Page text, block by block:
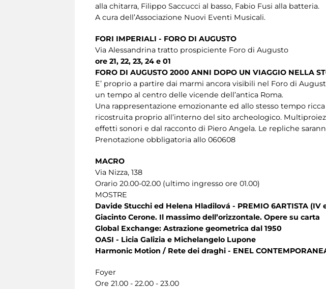
alla chitarra, Filippo Saccucci al basso, Fabio Fusi alla batteria.
A cura dell’Associazione Nuovi Eventi Musicali.
FORI IMPERIALI - FORO DI AUGUSTO
Via Alessandrina tratto prospiciente Foro di Augusto
ore 21, 22, 23, 24 e 01
FORO DI AUGUSTO 2000 ANNI DOPO UN VIAGGIO NELLA
E’ proprio a partire dai marmi ancora visibili nel Foro di
un tempo al centro delle vicende dell’antica Roma.
Una rappresentazione emozionante ed allo stesso tempo
ricostruita proprio all’interno del sito archeologico.
effetti sonori e dal racconto di Piero Angela. Le repliche
Prenotazione obbligatoria allo 060608
MACRO
Via Nizza, 138
Orario 20.00-02.00 (ultimo ingresso ore 01.00)
MOSTRE
Davide Stucchi ed Helena Hladilová - PREMIO 6ARTISTA (IV
Giacinto Cerone. Il massimo dell’orizzontale. Opere su carta
Global Exchange: Astrazione geometrica dal 1950
OASI - Licia Galizia e Michelangelo Lupone
Harmonic Motion / Rete dei draghi - ENEL
Foyer
Ore 21.00 - 22.00 - 23.00